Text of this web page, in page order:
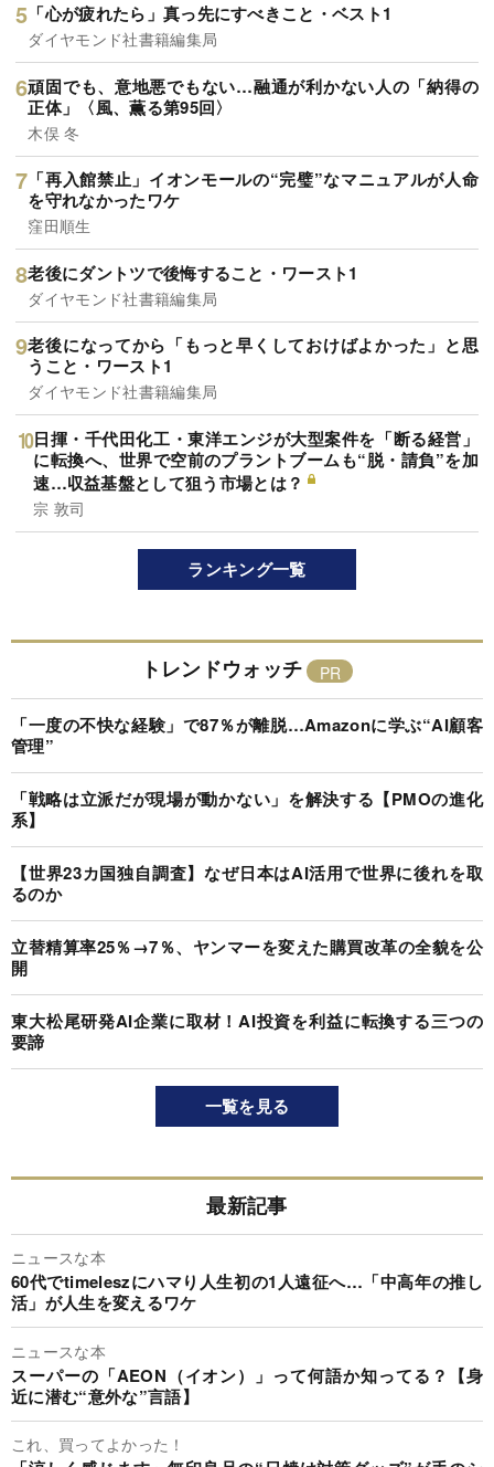
「心が疲れたら」真っ先にすべきこと・ベスト1
ダイヤモンド社書籍編集局
頑固でも、意地悪でもない…融通が利かない人の「納得の
正体」〈風、薫る第95回〉
木俣 冬
「再入館禁止」イオンモールの“完璧”なマニュアルが人命
を守れなかったワケ
窪田順生
老後にダントツで後悔すること・ワースト1
ダイヤモンド社書籍編集局
老後になってから「もっと早くしておけばよかった」と思
うこと・ワースト1
ダイヤモンド社書籍編集局
日揮・千代田化工・東洋エンジが大型案件を「断る経営」
に転換へ、世界で空前のプラントブームも“脱・請負”を加
速…収益基盤として狙う市場とは？
宗 敦司
ランキング一覧
トレンドウォッチ
「一度の不快な経験」で87％が離脱…Amazonに学ぶ“AI顧客
管理”
「戦略は立派だが現場が動かない」を解決する【PMOの進化
系】
【世界23カ国独自調査】なぜ日本はAI活用で世界に後れを取
るのか
立替精算率25％→7％、ヤンマーを変えた購買改革の全貌を公
開
東大松尾研発AI企業に取材！AI投資を利益に転換する三つの
要諦
一覧を見る
最新記事
ニュースな本
60代でtimeleszにハマり人生初の1人遠征へ…「中高年の推し
活」が人生を変えるワケ
ニュースな本
スーパーの「AEON（イオン）」って何語か知ってる？【身
近に潜む“意外な”言語】
これ、買ってよかった！